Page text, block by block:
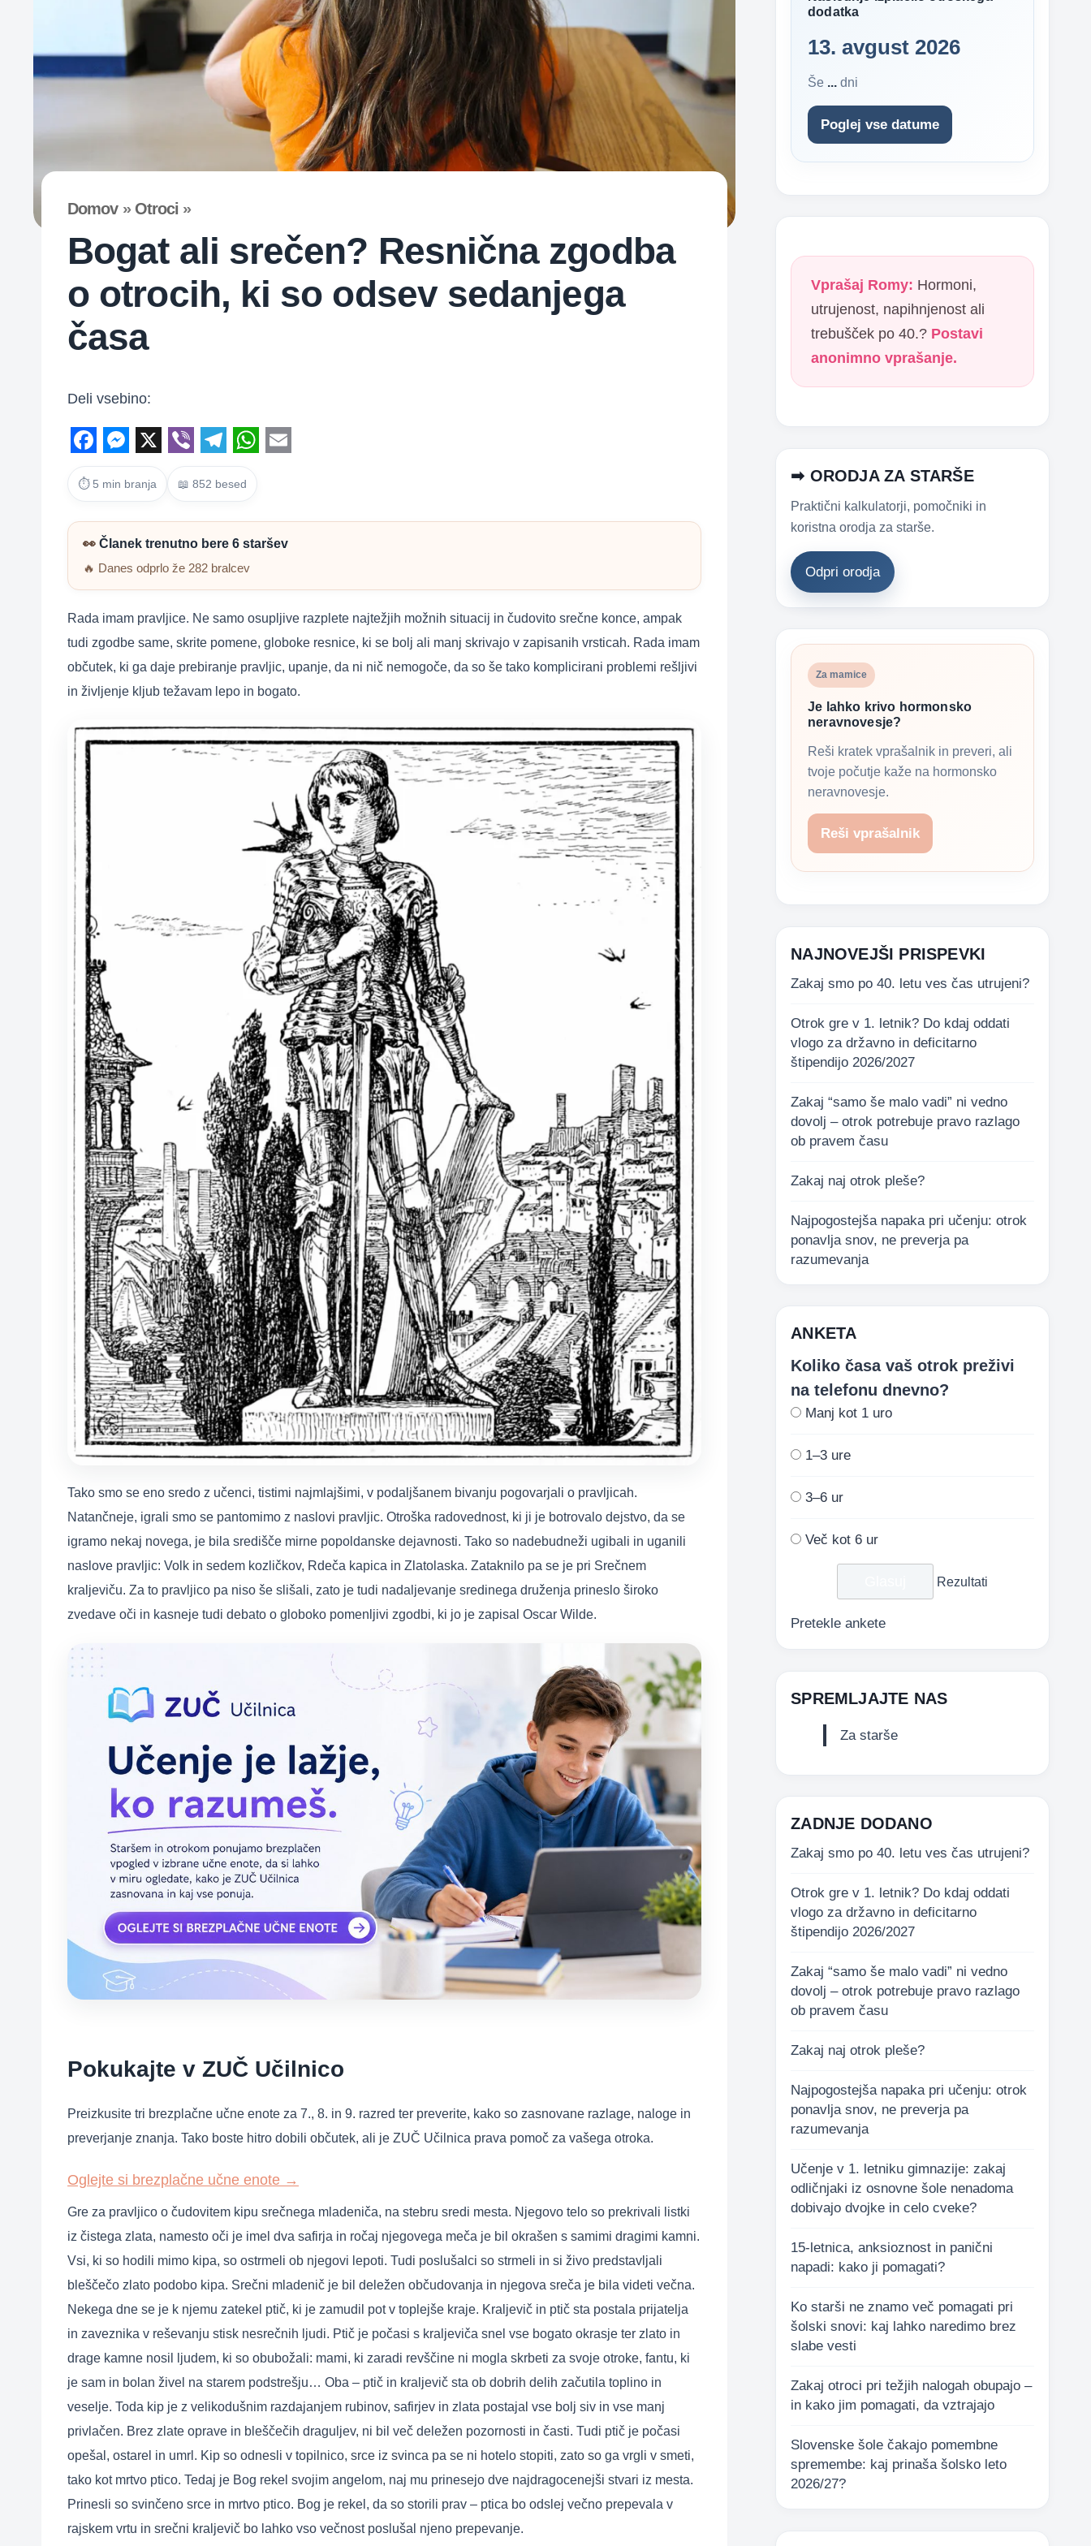
Domov» Otroci »
Bogat ali srečen? Resnična zgodba
o otrocih, ki so odsev sedanjega
časa
Deli vsebino:
F
a
c
e
b
o
o
k
M
e
s
s
e
n
g
e
r
X
b
e
r
T
e
l
e
g
r
a
m
W
h
a
t
s
A
p
p
a
i
⏱ 5 min branja 📖 852 besed
👀 Članek trenutno bere 6 staršev
🔥 Danes odprlo že 282 bralcev
Rada imam pravljice. Ne samo osupljive razplete najtežjih možnih situacij in čudovito srečne konce, ampak
tudi zgodbe same, skrite pomene, globoke resnice, ki se bolj ali manj skrivajo v zapisanih vrsticah. Rada imam
občutek, ki ga daje prebiranje pravljic, upanje, da ni nič nemogoče, da so še tako komplicirani problemi rešljivi
in življenje kljub težavam lepo in bogato.
Tako smo se eno sredo z učenci, tistimi najmlajšimi, v podaljšanem bivanju pogovarjali o pravljicah.
Natančneje, igrali smo se pantomimo z naslovi pravljic. Otroška radovednost, ki ji je botrovalo dejstvo, da se
igramo nekaj novega, je bila središče mirne popoldanske dejavnosti. Tako so nadebudneži ugibali in uganili
naslove pravljic: Volk in sedem kozličkov, Rdeča kapica in Zlatolaska. Zataknilo pa se je pri Srečnem
kraljeviču. Za to pravljico pa niso še slišali, zato je tudi nadaljevanje sredinega druženja prineslo široko
zvedave oči in kasneje tudi debato o globoko pomenljivi zgodbi, ki jo je zapisal Oscar Wilde.
Pokukajte v ZUČ Učilnico
Preizkusite tri brezplačne učne enote za 7., 8. in 9. razred ter preverite, kako so zasnovane razlage, naloge in
preverjanje znanja. Tako boste hitro dobili občutek, ali je ZUČ Učilnica prava pomoč za vašega otroka.
Oglejte si brezplačne učne enote →
Gre za pravljico o čudovitem kipu srečnega mladeniča, na stebru sredi mesta. Njegovo telo so prekrivali listki
iz čistega zlata, namesto oči je imel dva safirja in ročaj njegovega meča je bil okrašen s samimi dragimi kamni.
Vsi, ki so hodili mimo kipa, so ostrmeli ob njegovi lepoti. Tudi poslušalci so strmeli in si živo predstavljali
bleščečo zlato podobo kipa. Srečni mladenič je bil deležen občudovanja in njegova sreča je bila videti večna.
Nekega dne se je k njemu zatekel ptič, ki je zamudil pot v toplejše kraje. Kraljevič in ptič sta postala prijatelja
in zaveznika v reševanju stisk nesrečnih ljudi. Ptič je počasi s kraljeviča snel vse bogato okrasje ter zlato in
drage kamne nosil ljudem, ki so obubožali: mami, ki zaradi revščine ni mogla skrbeti za svoje otroke, fantu, ki
je sam in bolan živel na starem podstrešju… Oba – ptič in kraljevič sta ob dobrih delih začutila toplino in
veselje. Toda kip je z velikodušnim razdajanjem rubinov, safirjev in zlata postajal vse bolj siv in vse manj
privlačen. Brez zlate oprave in bleščečih draguljev, ni bil več deležen pozornosti in časti. Tudi ptič je počasi
opešal, ostarel in umrl. Kip so odnesli v topilnico, srce iz svinca pa se ni hotelo stopiti, zato so ga vrgli v smeti,
tako kot mrtvo ptico. Tedaj je Bog rekel svojim angelom, naj mu prinesejo dve najdragocenejši stvari iz mesta.
Prinesli so svinčeno srce in mrtvo ptico. Bog je rekel, da so storili prav – ptica bo odslej večno prepevala v
rajskem vrtu in srečni kraljevič bo lahko vso večnost poslušal njeno prepevanje.
dodatka
13. avgust 2026
Še ... dni
Poglej vse datume
Vprašaj Romy: Hormoni,
utrujenost, napihnjenost ali
trebušček po 40.? Postavi
anonimno vprašanje.
➡ ORODJA ZA STARŠE
Praktični kalkulatorji, pomočniki in
koristna orodja za starše.
Odpri orodja
Za mamice
Je lahko krivo hormonsko
neravnovesje?
Reši kratek vprašalnik in preveri, ali
tvoje počutje kaže na hormonsko
neravnovesje.
Reši vprašalnik
NAJNOVEJŠI PRISPEVKI
Zakaj smo po 40. letu ves čas utrujeni?
Otrok gre v 1. letnik? Do kdaj oddati
vlogo za državno in deficitarno
štipendijo 2026/2027
Zakaj “samo še malo vadi” ni vedno
dovolj – otrok potrebuje pravo razlago
ob pravem času
Zakaj naj otrok pleše?
Najpogostejša napaka pri učenju: otrok
ponavlja snov, ne preverja pa
razumevanja
ANKETA
Koliko časa vaš otrok preživi
na telefonu dnevno?
Manj kot 1 uro
1–3 ure
3–6 ur
Več kot 6 ur
Rezultati
Pretekle ankete
SPREMLJAJTE NAS
Za starše
ZADNJE DODANO
Zakaj smo po 40. letu ves čas utrujeni?
Otrok gre v 1. letnik? Do kdaj oddati
vlogo za državno in deficitarno
štipendijo 2026/2027
Zakaj “samo še malo vadi” ni vedno
dovolj – otrok potrebuje pravo razlago
ob pravem času
Zakaj naj otrok pleše?
Najpogostejša napaka pri učenju: otrok
ponavlja snov, ne preverja pa
razumevanja
Učenje v 1. letniku gimnazije: zakaj
odličnjaki iz osnovne šole nenadoma
dobivajo dvojke in celo cveke?
15-letnica, anksioznost in panični
napadi: kako ji pomagati?
Ko starši ne znamo več pomagati pri
šolski snovi: kaj lahko naredimo brez
slabe vesti
Zakaj otroci pri težjih nalogah obupajo –
in kako jim pomagati, da vztrajajo
Slovenske šole čakajo pomembne
spremembe: kaj prinaša šolsko leto
2026/27?